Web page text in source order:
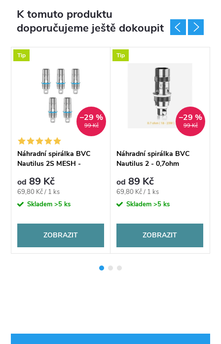
K tomuto produktu
doporučujeme ještě dokoupit
Tip
99 Kč
–29 %
Náhradní spirálka BVC
Nautilus 2S MESH -
od 89 Kč
Měrná
cena:
69,80 Kč / 1 ks
Skladem>5 ks
ZOBRAZIT
Tip
99 Kč
–29 %
Náhradní spirálka BVC
Nautilus 2 - 0,7ohm
od 89 Kč
Měrná
cena:
69,80 Kč / 1 ks
Skladem>5 ks
ZOBRAZIT